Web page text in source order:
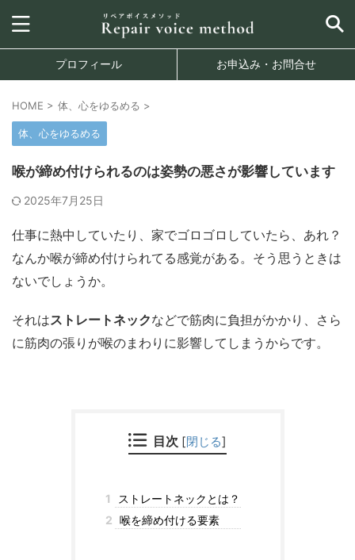
プロフィール お申込み・お問合せ
HOME > 体、心をゆるめる >
体、心をゆるめる
喉が締め付けられるのは姿勢の悪さが影響しています
2025年7月25日
仕事に熱中していたり、家でゴロゴロしていたら、あれ？
なんか喉が締め付けられてる感覚がある。そう思うときは
ないでしょうか。
それはストレートネックなどで筋肉に負担がかかり、さら
に筋肉の張りが喉のまわりに影響してしまうからです。
目次 [閉じる]
1
ストレートネックとは？
2 喉を締め付ける要素